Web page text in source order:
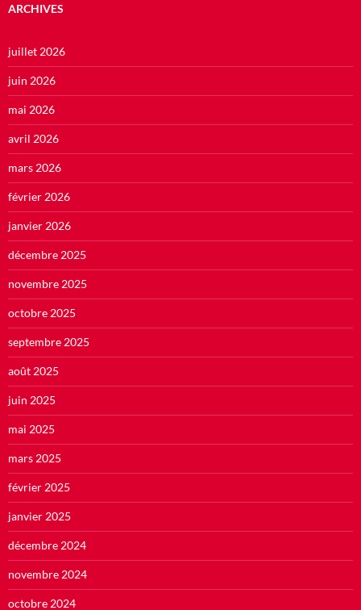
ARCHIVES
juillet 2026
juin 2026
mai 2026
avril 2026
mars 2026
février 2026
janvier 2026
décembre 2025
novembre 2025
octobre 2025
septembre 2025
août 2025
juin 2025
mai 2025
mars 2025
février 2025
janvier 2025
décembre 2024
novembre 2024
octobre 2024